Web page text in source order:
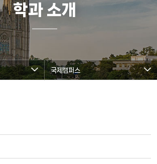
학과소개
입학(Admission)
장학
학과소개
입학(Admission)
장학
학과 소개
국제캠퍼스